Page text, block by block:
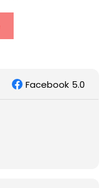
Facebook 5.0